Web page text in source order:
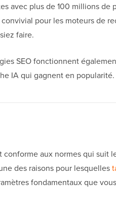
avec plus de 100 millions de
pour les moteurs de
faire.
SEO fonctionnent
IA qui gagnent en popularité.
aux normes qui suit
des raisons pour lesquelles
fondamentaux que